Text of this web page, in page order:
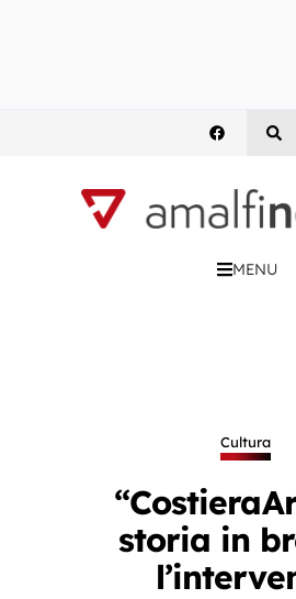
MENU
Cultura
storia in